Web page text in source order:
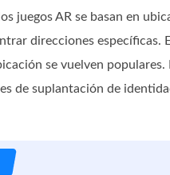
juegos AR se basan en
direcciones específicas.
se vuelven
de suplantación de